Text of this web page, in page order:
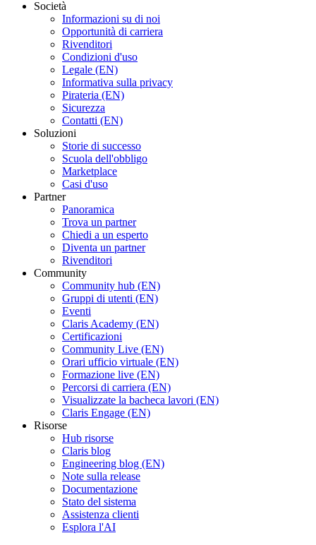
Società
Informazioni su di noi
Opportunità di carriera
Rivenditori
Condizioni d'uso
Legale (EN)
Informativa sulla privacy
Pirateria (EN)
Sicurezza
Contatti (EN)
Soluzioni
Storie di successo
Scuola dell'obbligo
Marketplace
Casi d'uso
Partner
Panoramica
Trova un partner
Chiedi a un esperto
Diventa un partner
Rivenditori
Community
Community hub (EN)
Gruppi di utenti (EN)
Eventi
Claris Academy (EN)
Certificazioni
Community Live (EN)
Orari ufficio virtuale (EN)
Formazione live (EN)
Percorsi di carriera (EN)
Visualizzate la bacheca lavori (EN)
Claris Engage (EN)
Risorse
Hub risorse
Claris blog
Engineering blog (EN)
Note sulla release
Documentazione
Stato del sistema
Assistenza clienti
Esplora l'AI